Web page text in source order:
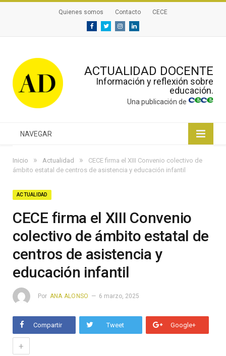
Quienes somos Contacto CECE
FacebookTwitterInstagramLinkedin
ACTUALIDAD DOCENTE
Información y reflexión sobre
educación.
Una publicación de
NAVEGAR
Inicio » Actualidad »
CECE firma el XIII Convenio colectivo de
ámbito estatal de centros de asistencia y educación infantil
ACTUALIDAD
CECE firma el XIII Convenio
colectivo de ámbito estatal de
centros de asistencia y
educación infantil
Por ANA ALONSO 6 marzo, 2025
Compartir Tweet Google+
+